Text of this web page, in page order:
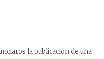
la publicación de una